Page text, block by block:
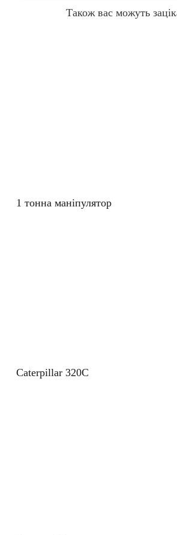
Також вас можуть
1 тонна маніпулятор
Caterpillar 320C